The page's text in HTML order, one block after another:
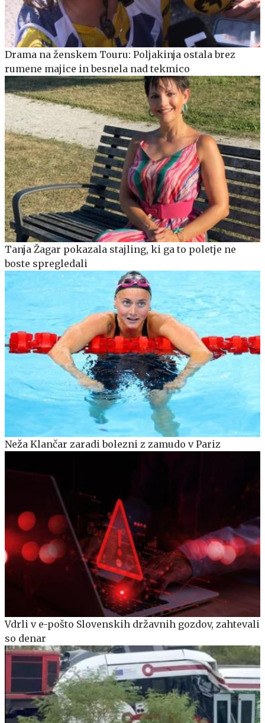
Drama na ženskem Touru: Poljakinja ostala brez
rumene majice in besnela nad tekmico
Tanja Žagar pokazala stajling, ki ga to poletje ne
boste spregledali
Neža Klančar zaradi bolezni z zamudo v Pariz
Vdrli v e-pošto Slovenskih državnih gozdov, zahtevali
so denar